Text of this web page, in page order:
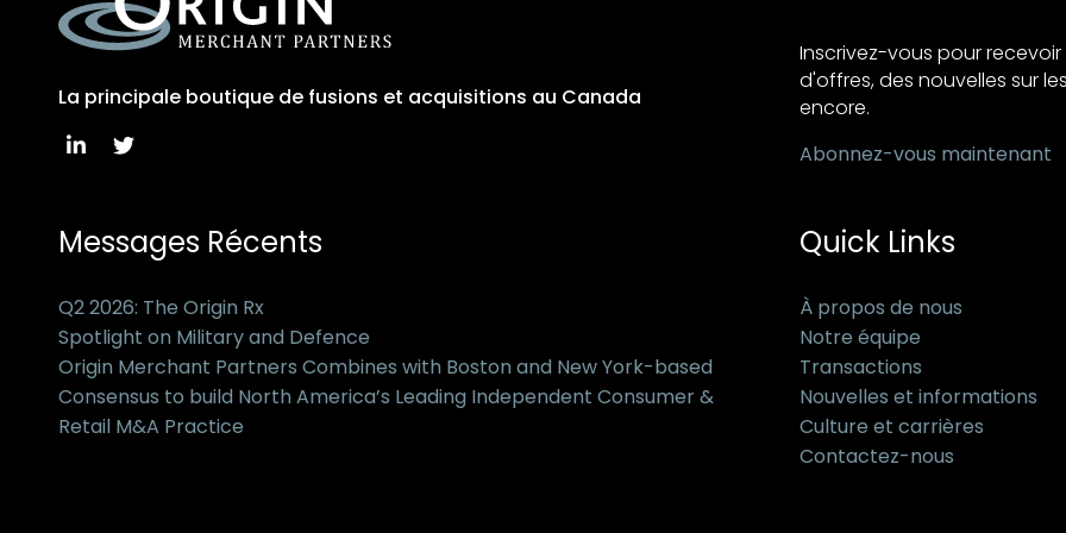
La principale boutique de fusions et acquisitions au Canada
Inscrivez-vous pour
d'offres, des nouvelles sur
encore.
Abonnez-vous maintenant
Messages Récents
Q2 2026: The Origin Rx
Spotlight on Military and Defence
Origin Merchant Partners Combines with Boston and New York-based
Consensus to build North America’s Leading Independent Consumer &
Retail M&A Practice
Quick Links
À propos de nous
Notre équipe
Transactions
Nouvelles et informations
Culture et carrières
Contactez-nous